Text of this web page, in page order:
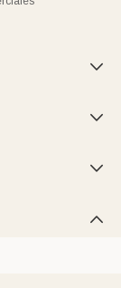



